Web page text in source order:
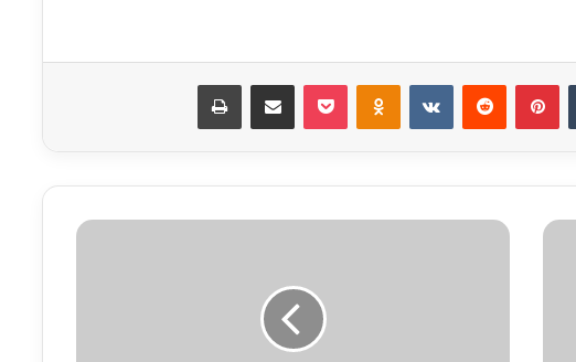
بينتيريست Odnoklassniki
‫Pocket مشاركة عبر البريد طباعة
عميرة